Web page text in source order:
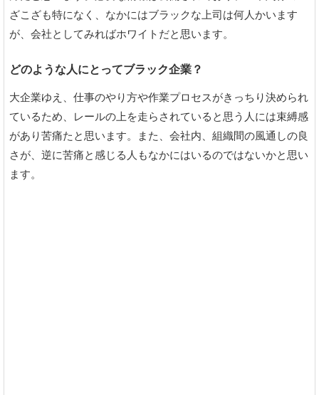
ざこざも特になく、なかにはブラックな上司は何人かいます
が、会社としてみればホワイトだと思います。
どのような人にとってブラック企業？
大企業ゆえ、仕事のやり方や作業プロセスがきっちり決められ
ているため、レールの上を走らされていると思う人には束縛感
があり苦痛たと思います。また、会社内、組織間の風通しの良
さが、逆に苦痛と感じる人もなかにはいるのではないかと思い
ます。